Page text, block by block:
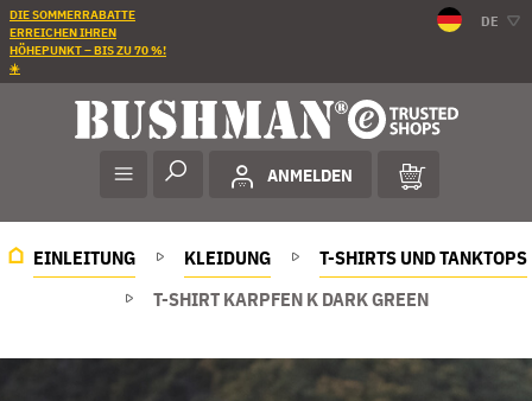
DIE SOMMERRABATTE
ERREICHEN IHREN
HÖHEPUNKT – BIS ZU 70 %!
☀️
DE
ANMELDEN
EINLEITUNG KLEIDUNG
T-SHIRTS UND TANKTOPS
T-SHIRT KARPFEN K DARK GREEN